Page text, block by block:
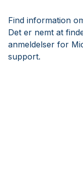
Find information
Det er nemt at
anmeldelser for
support.